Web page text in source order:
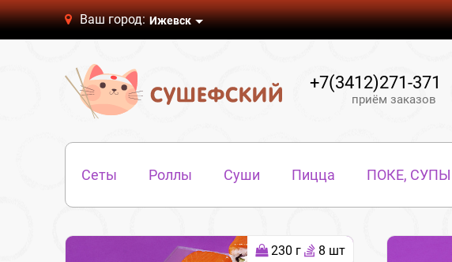
Ваш город: Ижевск
+7(3412)271-371
приём заказов
Сеты Роллы Суши Пицца ПОКЕ,
230 г 8 шт